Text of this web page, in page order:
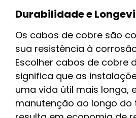
Durabilidade e
Os cabos de cobre são
sua resistência à
Escolher cabos de cobre
significa que as
uma vida útil mais longa,
manutenção ao longo do